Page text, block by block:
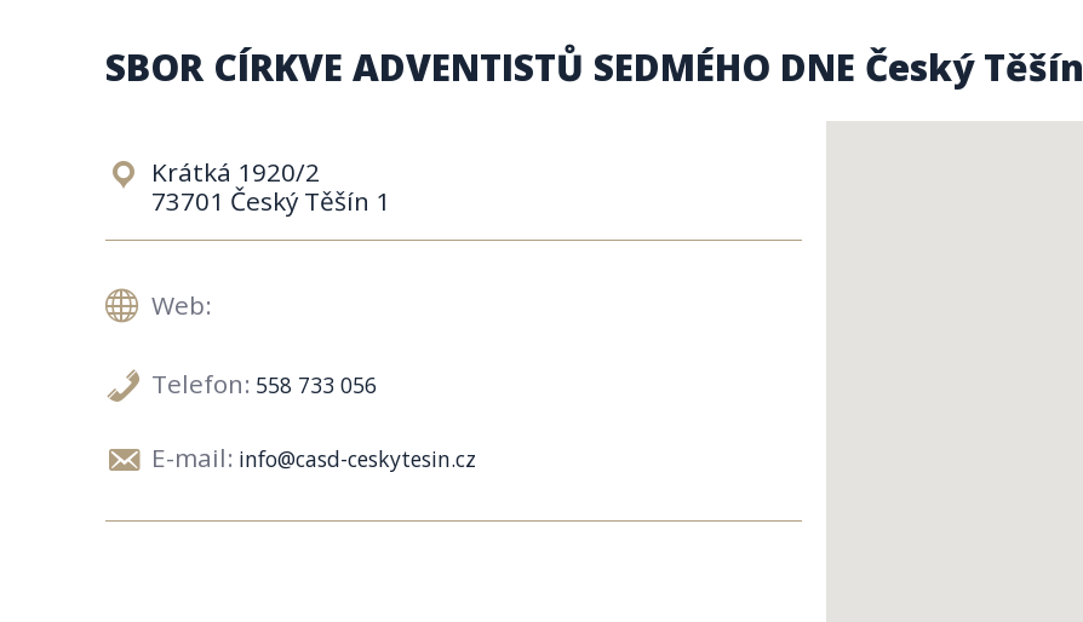
SBOR CÍRKVE ADVENTISTŮ SEDMÉHO DNE Český Těšín
Krátká 1920/2
73701 Český Těšín 1
Web:
Telefon: 558 733 056
E-mail: info@casd-ceskytesin.cz